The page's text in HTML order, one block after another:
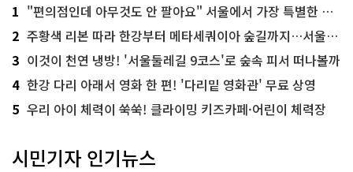
1 "편의점인데 아무것도 안 팔아요" 서울에서 가장 특별한 편의점의 정체
2 주황색 리본 따라 한강부터 메타세쿼이아 숲길까지…서울둘레길 15코스
3 이것이 천연 냉방! '서울둘레길 9코스'로 숲속 피서 떠나볼까
4 한강 다리 아래서 영화 한 편! '다리밑 영화관' 무료 상영
5 우리 아이 체력이 쑥쑥! 클라이밍 키즈카페·어린이 체력장
시민기자 인기뉴스